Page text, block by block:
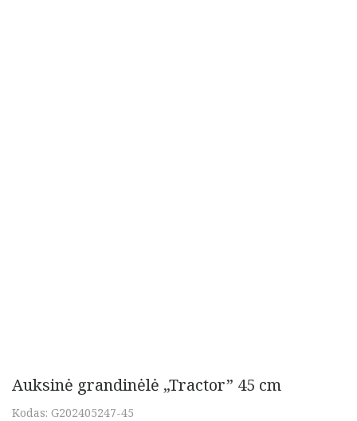
Auksinė grandinėlė „Tractor” 45 cm
Kodas: G202405247-45